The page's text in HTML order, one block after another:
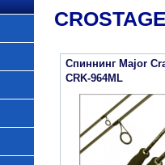
Спиннинг Major
CRK-964ML